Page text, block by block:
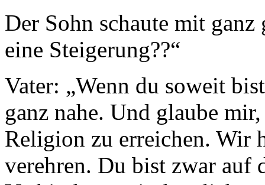
Der Sohn schaute mit
eine Steigerung??“
Vater: „Wenn du soweit
ganz nahe. Und glaube
Religion zu erreichen. Wir
verehren. Du bist zwar auf